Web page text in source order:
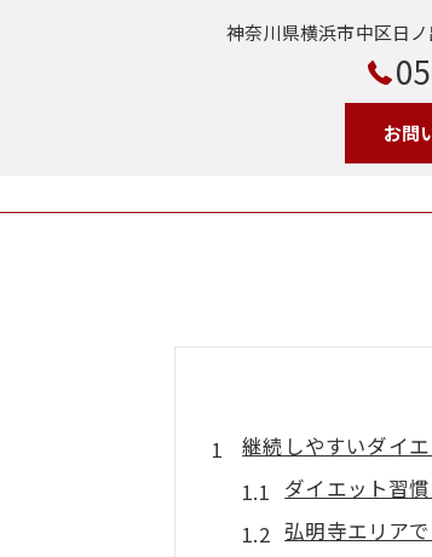
神奈川県横浜市中区日
お問
継続しやすいダイ
ダイエット習
弘明寺エリア